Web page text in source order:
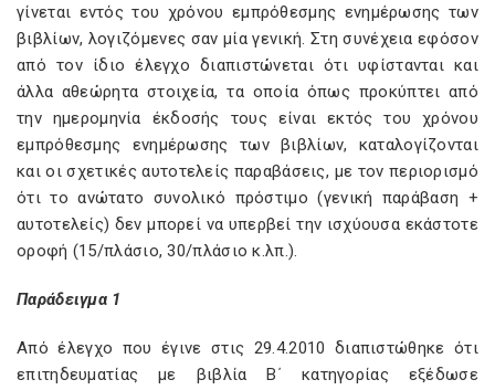
γίνεται εντός του χρόνου εμπρόθεσμης ενημέρωσης των
βιβλίων, λογιζόμενες σαν μία γενική. Στη συνέχεια εφόσον
από τον ίδιο έλεγχο διαπιστώνεται ότι υφίστανται και
άλλα αθεώρητα στοιχεία, τα οποία όπως προκύπτει από
την ημερομηνία έκδοσής τους είναι εκτός του χρόνου
εμπρόθεσμης ενημέρωσης των βιβλίων, καταλογίζονται
και οι σχετικές αυτοτελείς παραβάσεις, με τον περιορισμό
ότι το ανώτατο συνολικό πρόστιμο (γενική παράβαση +
αυτοτελείς) δεν μπορεί να υπερβεί την ισχύουσα εκάστοτε
οροφή (15/πλάσιο, 30/πλάσιο κ.λπ.).
Παράδειγμα 1
Από έλεγχο που έγινε στις 29.4.2010 διαπιστώθηκε ότι
επιτηδευματίας με βιβλία Β΄ κατηγορίας εξέδωσε